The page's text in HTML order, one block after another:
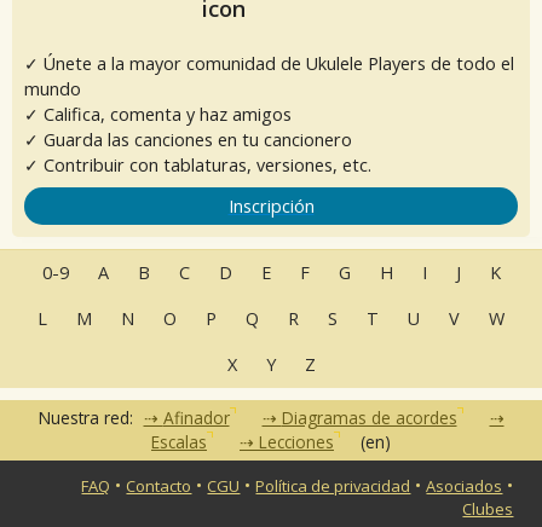
✓ Únete a la mayor comunidad de Ukulele Players de todo el
mundo
✓ Califica, comenta y haz amigos
✓ Guarda las canciones en tu cancionero
✓ Contribuir con tablaturas, versiones, etc.
Inscripción
0-9 A B C D E F G H I J
K
L
M N O P Q R S T U V
W
X
Y Z
Nuestra red: Afinador
Diagramas de acordes
Escalas
Lecciones (en)
FAQ • Contacto • CGU •Política de privacidad •Asociados •
Clubes